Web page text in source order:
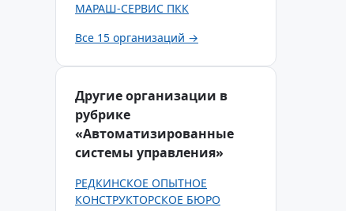
МАРАШ-СЕРВИС ПКК
Все 15 организаций →
Другие организации в
рубрике
«Автоматизированные
системы управления»
РЕДКИНСКОЕ ОПЫТНОЕ
КОНСТРУКТОРСКОЕ БЮРО